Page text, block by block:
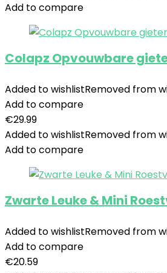
Add to compare
Colapz Opvouwbare
Added to wishlistRemoved from
Add to compare
€29.99
Added to wishlistRemoved from
Add to compare
Zwarte Leuke & Mini
Added to wishlistRemoved from
Add to compare
€20.59